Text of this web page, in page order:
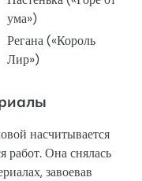
ума»)
Регана («Король
Лир»)
насчитывается
Она снялась
завоевав